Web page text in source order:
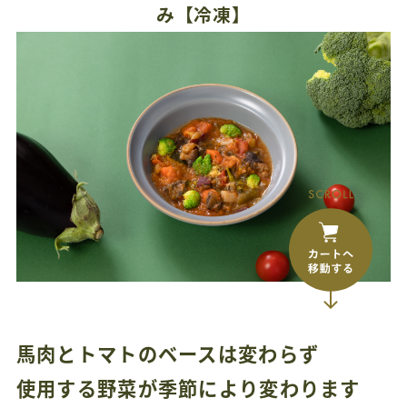
み【冷凍】
馬肉とトマトのベースは変わらず
使用する野菜が季節により変わります